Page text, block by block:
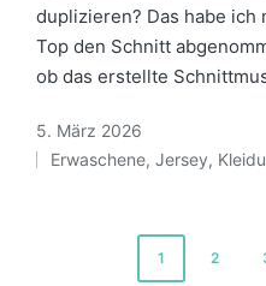
duplizieren? Das habe ich
Top den Schnitt
ob das erstellte
5. März 2026
Posted
Erwaschene, Jersey,
1 2